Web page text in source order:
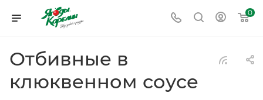
0
Отбивные в
клюквенном соусе